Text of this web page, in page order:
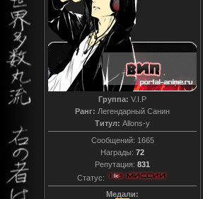
Группа: V.I.P
Ранг: Легендарный Санин
Титул: Allons-y
Сообщений: 1665
Награды: 72
Репутация: 831
Статус:
Медали: